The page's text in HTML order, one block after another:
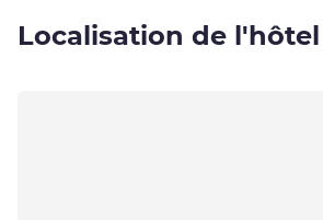
Localisation de l'hôtel